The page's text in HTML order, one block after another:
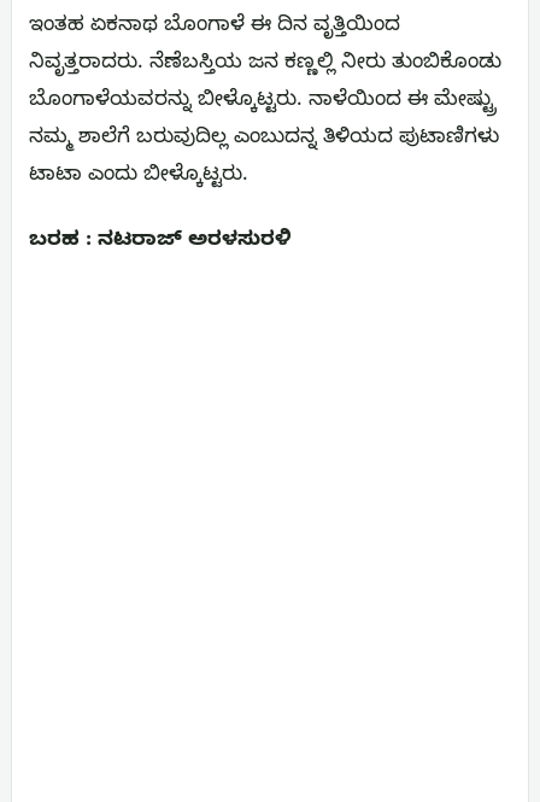
ಇಂತಹ ಏಕನಾಥ ಬೊಂಗಾಳೆ ಈ ದಿನ ವೃತ್ತಿಯಿಂದ
ನಿವೃತ್ತರಾದರು. ನೆಣೆಬಸ್ತಿಯ ಜನ ಕಣ್ಣಲ್ಲಿ ನೀರು ತುಂಬಿಕೊಂಡು
ಬೊಂಗಾಳೆಯವರನ್ನು ಬೀಳ್ಕೊಟ್ಟರು. ನಾಳೆಯಿಂದ ಈ ಮೇಷ್ಟ್ರು
ನಮ್ಮ ಶಾಲೆಗೆ ಬರುವುದಿಲ್ಲ ಎಂಬುದನ್ನ ತಿಳಿಯದ ಪುಟಾಣಿಗಳು
ಟಾಟಾ ಎಂದು ಬೀಳ್ಕೊಟ್ಟರು.
ಬರಹ : ನಟರಾಜ್ ಅರಳಸುರಳಿ